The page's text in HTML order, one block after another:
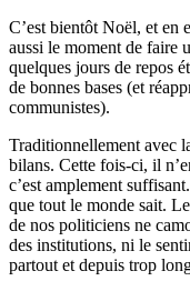
C’est bientôt Noël, et en
aussi le moment de faire
quelques jours de repos
de bonnes bases (et
communistes).
Traditionnellement avec
bilans. Cette fois-ci, il
c’est amplement
que tout le monde sait.
de nos politiciens ne
des institutions, ni le
partout et depuis trop